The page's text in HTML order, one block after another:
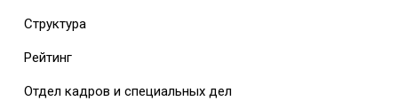
Структура
Рейтинг
Отдел кадров и специальных дел